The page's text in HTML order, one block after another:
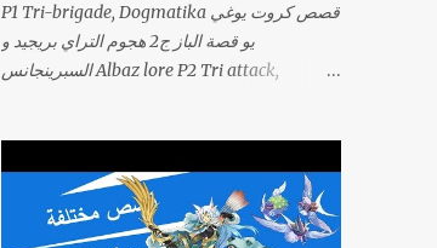
P1 Tri-brigade, Dogmatika قصص كروت يوغي
يو قصة الباز ج2 هجوم التراي بريجيد و
السبرينجانس Albaz lore P2 Tri attack,